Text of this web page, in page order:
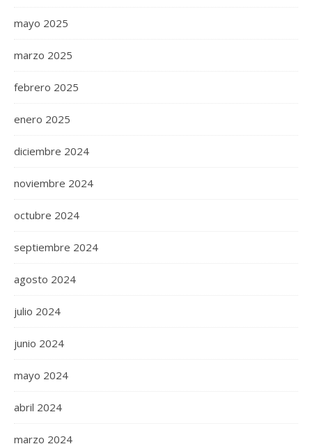
mayo 2025
marzo 2025
febrero 2025
enero 2025
diciembre 2024
noviembre 2024
octubre 2024
septiembre 2024
agosto 2024
julio 2024
junio 2024
mayo 2024
abril 2024
marzo 2024